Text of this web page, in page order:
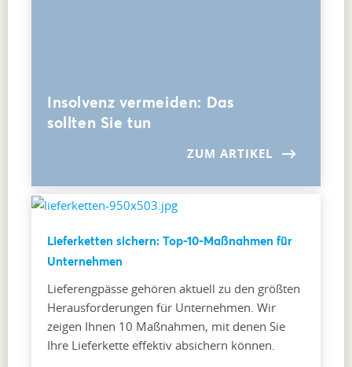
Insolvenz vermeiden: Das
sollten Sie tun
ZUM ARTIKEL
Lieferketten sichern: Top-10-Maßnahmen für
Unternehmen
Lieferengpässe gehören aktuell zu den größten
Herausforderungen für Unternehmen. Wir
zeigen Ihnen 10 Maßnahmen, mit denen Sie
Ihre Lieferkette effektiv absichern können.